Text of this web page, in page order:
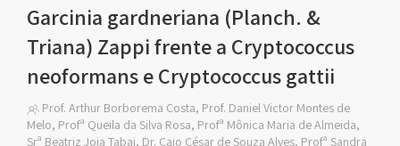
Garcinia gardneriana (Planch. &
Triana) Zappi frente a Cryptococcus
neoformans e Cryptococcus gattii
Prof. Arthur Borborema Costa, Prof. Daniel Victor Montes de
Melo, Profª Queila da Silva Rosa, Profª Mônica Maria de Almeida,
Srª Beatriz Joia Tabai, Dr. Caio César de Souza Alves, Profª Sandra